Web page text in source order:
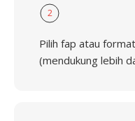
2
Pilih fap atau
(mendukung lebih